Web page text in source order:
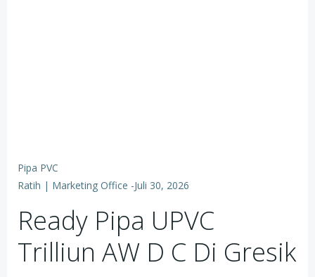
Pipa PVC
Ratih | Marketing Office -Juli 30, 2026
Ready Pipa UPVC
Trilliun AW D C Di Gresik